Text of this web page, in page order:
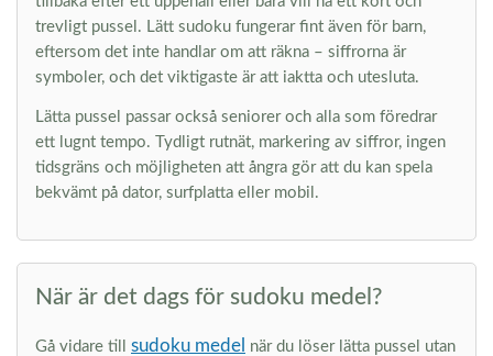
trevligt pussel. Lätt sudoku fungerar fint även för barn,
eftersom det inte handlar om att räkna – siffrorna är
symboler, och det viktigaste är att iaktta och utesluta.
Lätta pussel passar också seniorer och alla som föredrar
ett lugnt tempo. Tydligt rutnät, markering av siffror, ingen
tidsgräns och möjligheten att ångra gör att du kan spela
bekvämt på dator, surfplatta eller mobil.
När är det dags för sudoku medel?
Gå vidare till sudoku medel när du löser lätta pussel utan